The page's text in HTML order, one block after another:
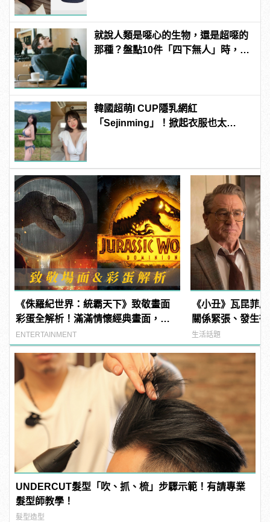
就說人類是噁心的生物，還是超噁的
那種？盤點10件「四下無人」時，男
韓國超萌I CUP隱乳網紅
「Sejinming」！掀起衣服也太
《侏羅紀世界：統霸天下》致敬畫面
彩蛋全解析！滿滿情懷經典畫面，老
影迷才看得懂！
ENTERTAINMENT
《小丑》瓦昆菲
關係緊張、發生
戲外從不交談
生活話題
UNDERCUT髮型「吹、抓、梳」步驟示範！有請專業
髮型師教學！
髮型造型